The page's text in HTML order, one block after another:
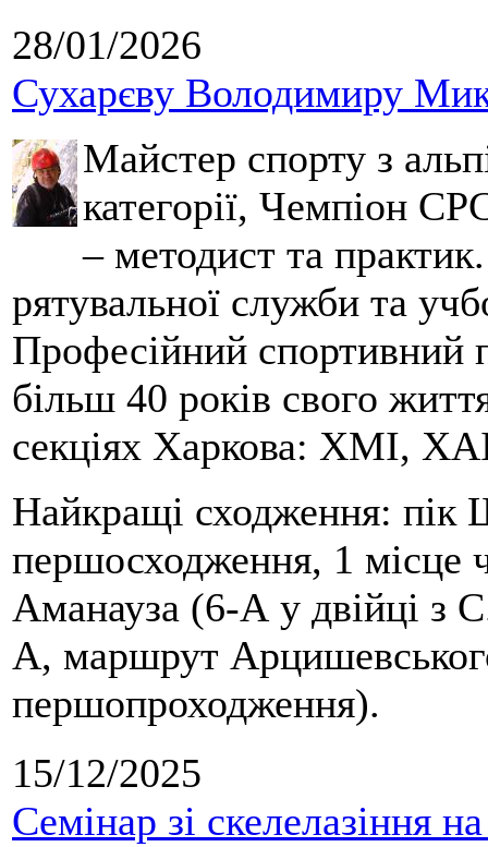
28/01/2026
Сухарєву Володимиру
Майстер спорту з
категорії, Чемпіон
– методист та
рятувальної служби та
Професійний спортивний
більш 40 років свого
секціях Харкова: ХМІ,
Найкращі сходження: пік
першосходження, 1 місце
Аманауза (6-А у двійці з
А, маршрут
першопроходження).
15/12/2025
Семінар зі скелелазіння